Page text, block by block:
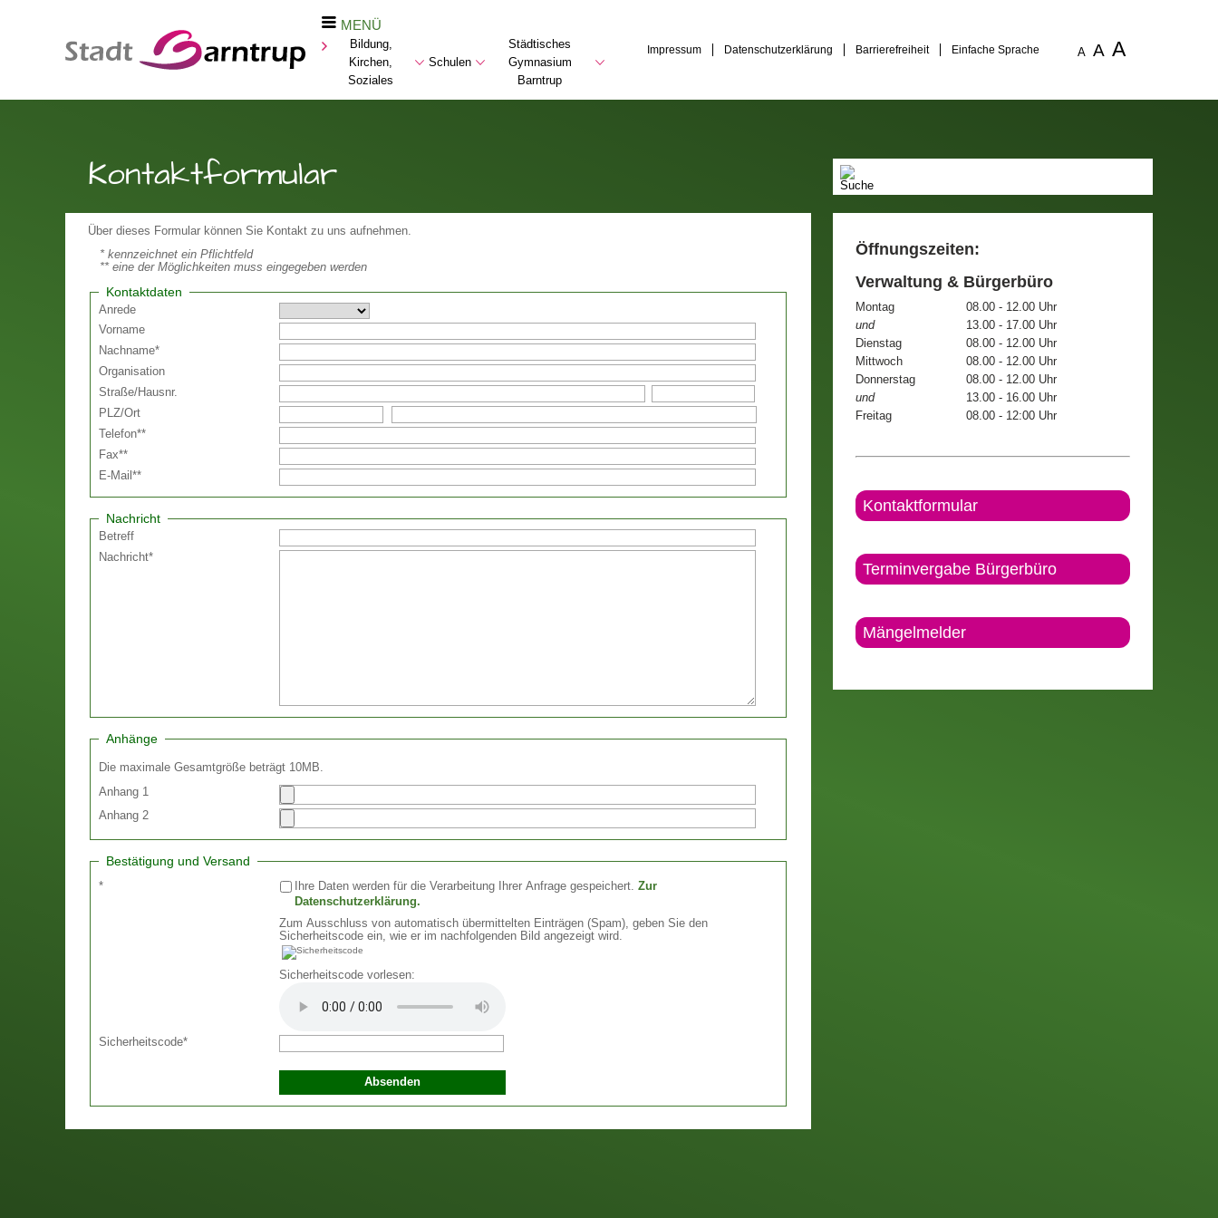
MENÜ
Bildung,
Kirchen,
Soziales
Schulen
Städtisches
Gymnasium
Barntrup
Impressum Datenschutzerklärung Barrierefreiheit Einfache Sprache A A A
Kontaktformular
Über dieses Formular können Sie Kontakt zu uns aufnehmen.
* kennzeichnet ein Pflichtfeld
** eine der Möglichkeiten muss eingegeben werden
Kontaktdaten
Anrede
Vorname
Nachname*
Organisation
Straße/Hausnr.
PLZ/Ort
Telefon**
Fax**
E-Mail**
Nachricht
Betreff
Nachricht*
Anhänge
Die maximale Gesamtgröße beträgt 10MB.
Anhang 1
Anhang 2
Bestätigung und Versand
* Ihre Daten werden für die Verarbeitung Ihrer Anfrage gespeichert. Zur
Datenschutzerklärung.
Zum Ausschluss von automatisch übermittelten Einträgen (Spam), geben Sie den
Sicherheitscode ein, wie er im nachfolgenden Bild angezeigt wird.
Sicherheitscode vorlesen:
Sicherheitscode*
Öffnungszeiten:
Verwaltung & Bürgerbüro
Montag
08.00 - 12.00 Uhr
und
13.00 - 17.00 Uhr
Dienstag
08.00 - 12.00 Uhr
Mittwoch
08.00 - 12.00 Uhr
Donnerstag
08.00 - 12.00 Uhr
und
13.00 - 16.00 Uhr
Freitag
08.00 - 12:00 Uhr
Kontaktformular
Terminvergabe Bürgerbüro
Mängelmelder